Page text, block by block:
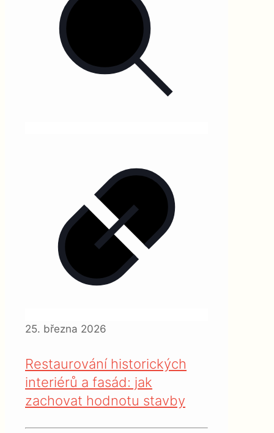
25. března 2026
Restaurování historických
interiérů a fasád: jak
zachovat hodnotu stavby